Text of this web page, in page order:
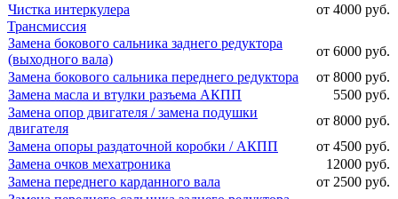
Чистка интеркулера
от 4000 руб.
Трансмиссия
Замена бокового сальника заднего редуктора
(выходного вала)
от 6000 руб.
Замена бокового сальника переднего редуктора
от 8000 руб.
Замена масла и втулки разъема АКПП
5500 руб.
Замена опор двигателя / замена подушки
двигателя
от 8000 руб.
Замена опоры раздаточной коробки / АКПП
от 4500 руб.
Замена очков мехатроника
12000 руб.
Замена переднего карданного вала
от 2500 руб.